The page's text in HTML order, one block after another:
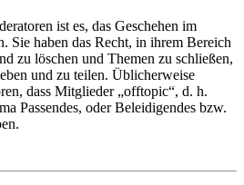
ist es, das Geschehen im
Sie haben das Recht, in ihrem Bereich
zu löschen und Themen zu schließen,
und zu teilen. Üblicherweise
dass Mitglieder „offtopic“, d. h.
Passendes, oder Beleidigendes bzw.